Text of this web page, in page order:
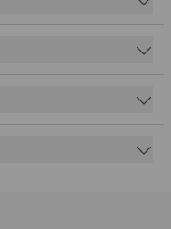
der gesamten
für höchste
renommierter
Rahmen eines
der